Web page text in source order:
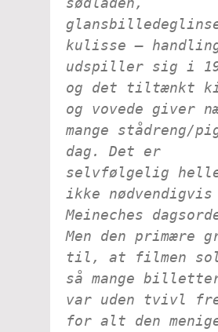
kulisse –
udspiller sig i
og det tiltænkt
og vovede giver
mange stådreng/
dag. Det er
selvfølgelig
ikke nødvendigvis
Meineches
Men den primære
til, at filmen
så mange
var uden tvivl
for alt den